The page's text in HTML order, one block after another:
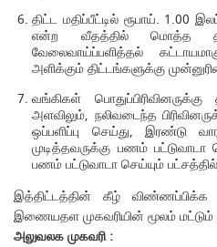
திட்ட மதிப்பீட்டில் ரூபாய். 1.00
என்ற வீதத்தில் மொத்த
வேலைவாய்ப்பளித்தல்
அளிக்கும் திட்டங்களுக்கு
வங்கிகள்
அளவிலும், நலிவடைந்த
ஒப்பளிப்பு செய்து, இரண்டு
முடித்தவருக்கு பணம்
பணம் பட்டுவாடா செய்யும்
இத்திட்டத்தின் கீழ் விண்ணப்பிக்க
இணையதள முகவரியின் மூலம்
அலுவலக முகவரி :